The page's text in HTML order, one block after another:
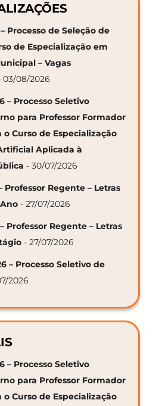
Processo de Seleção de
de Especialização em
– Vagas
03/08/2026
– Processo Seletivo
para Professor Formador
Curso de Especialização
Aplicada à
- 30/07/2026
Professor Regente – Letras
- 27/07/2026
Professor Regente – Letras
- 27/07/2026
– Processo Seletivo de
2026
– Processo Seletivo
para Professor Formador
Curso de Especialização